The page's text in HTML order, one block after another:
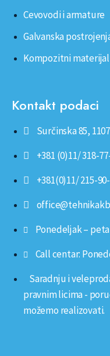
Cevovodi i armature
Galvanska
Kompozitni
Kontakt podaci
Surčinska 85,
+381 (0)11/ 318-
+381(0)11/ 215-
Ponedeljak –
Call centar:
Saradnju i
pravnim licima -
možemo realizovati.